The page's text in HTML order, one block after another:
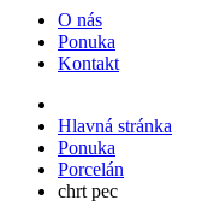
O nás
Ponuka
Kontakt
Hlavná stránka
Ponuka
Porcelán
chrt pec